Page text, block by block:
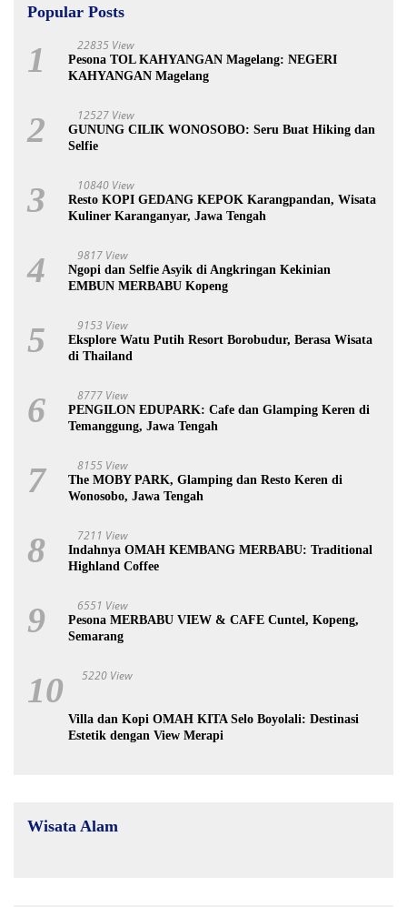
Popular Posts
1 22835 View
Pesona TOL KAHYANGAN Magelang: NEGERI
KAHYANGAN Magelang
2 12527 View
GUNUNG CILIK WONOSOBO: Seru Buat Hiking dan
Selfie
3 10840 View
Resto KOPI GEDANG KEPOK Karangpandan, Wisata
Kuliner Karanganyar, Jawa Tengah
4 9817 View
Ngopi dan Selfie Asyik di Angkringan Kekinian
EMBUN MERBABU Kopeng
5 9153 View
Eksplore Watu Putih Resort Borobudur, Berasa Wisata
di Thailand
6 8777 View
PENGILON EDUPARK: Cafe dan Glamping Keren di
Temanggung, Jawa Tengah
7 8155 View
The MOBY PARK, Glamping dan Resto Keren di
Wonosobo, Jawa Tengah
8 7211 View
Indahnya OMAH KEMBANG MERBABU: Traditional
Highland Coffee
9 6551 View
Pesona MERBABU VIEW & CAFE Cuntel, Kopeng,
Semarang
10 5220 View
Villa dan Kopi OMAH KITA Selo Boyolali: Destinasi
Estetik dengan View Merapi
Wisata Alam